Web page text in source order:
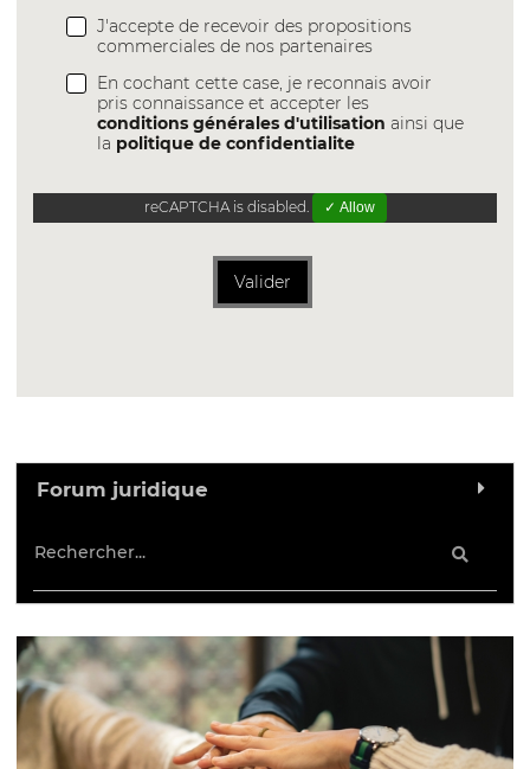
J'accepte de recevoir des propositions
commerciales de nos partenaires
En cochant cette case, je reconnais avoir
pris connaissance et accepter les
conditions générales d'utilisation ainsi que
la politique de confidentialite
reCAPTCHA is disabled. ✓ Allow
Valider
Forum juridique